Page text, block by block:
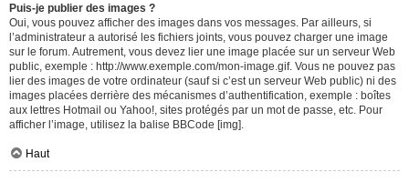
Puis-je publier des images ?
Oui, vous pouvez afficher des images dans vos messages. Par ailleurs, si
l’administrateur a autorisé les fichiers joints, vous pouvez charger une image
sur le forum. Autrement, vous devez lier une image placée sur un serveur Web
public, exemple : http://www.exemple.com/mon-image.gif. Vous ne pouvez pas
lier des images de votre ordinateur (sauf si c’est un serveur Web public) ni des
images placées derrière des mécanismes d’authentification, exemple : boîtes
aux lettres Hotmail ou Yahoo!, sites protégés par un mot de passe, etc. Pour
afficher l’image, utilisez la balise BBCode [img].
Haut